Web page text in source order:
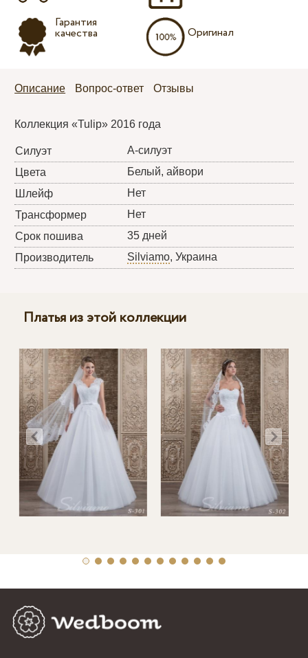
Гарантия
качества Оригинал
Описание Вопрос-ответ Отзывы
Коллекция «Tulip» 2016 года
Силуэт
А-силуэт
Цвета
Белый, айвори
Шлейф
Нет
Трансформер
Нет
Срок пошива
35 дней
Производитель
Silviamo, Украина
Платья из этой коллекции